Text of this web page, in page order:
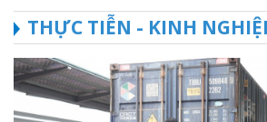
THỰC TIỄN - KINH